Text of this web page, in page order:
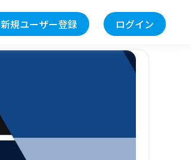
新規ユーザー登録 ログイン